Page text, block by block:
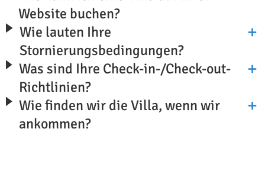
Website buchen?
Wie lauten Ihre
Stornierungsbedingungen?
Was sind Ihre Check-in-/Check-out-
Richtlinien?
Wie finden wir die Villa, wenn wir
ankommen?